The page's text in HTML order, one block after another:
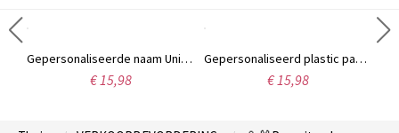
Gepersonaliseerde naam Unicorn Easter Egg, Custom Jumbo Egg, Easter Basket Stuffer Filler, Paascadeaus voor familie/kinderen/dochter/nicht
€ 15,98
Gepersonaliseerd plastic paashaas ei, aangepaste naam groot paasei, schattig paasdecor, paascadeaus voor familie/kinderen/dochter/nicht
€ 15,98